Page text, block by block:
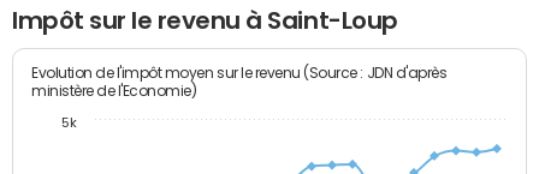
Impôt sur le revenu à Saint-Loup
Evolution de l'impôt moyen sur le revenu (Source : JDN d'après
ministère de l'Economie)
5k